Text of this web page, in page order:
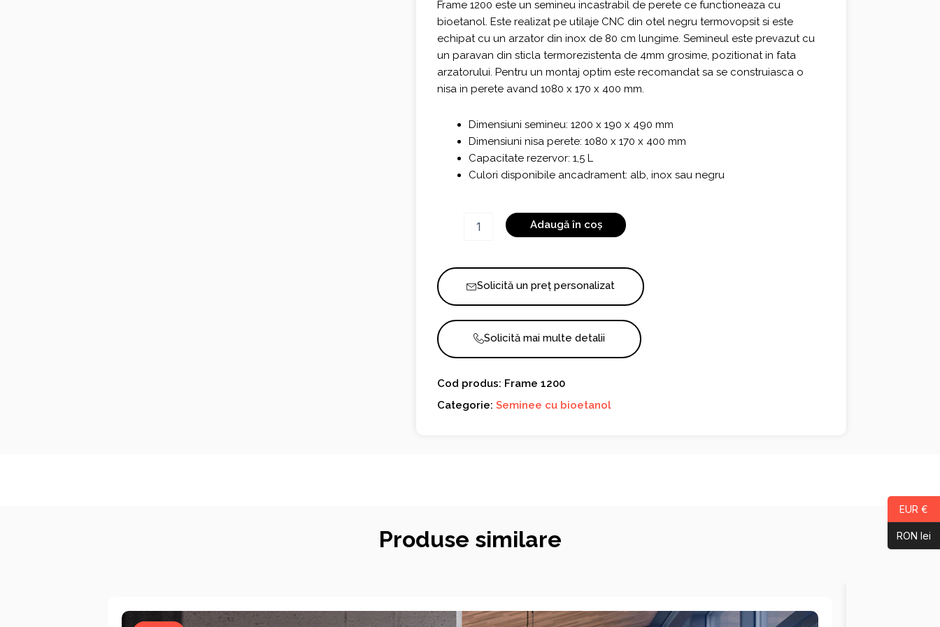
1.060,00 €.
Frame 1200 este un semineu incastrabil de perete ce functioneaza cu
bioetanol. Este realizat pe utilaje CNC din otel negru termovopsit si este
echipat cu un arzator din inox de 80 cm lungime. Semineul este prevazut cu
un paravan din sticla termorezistenta de 4mm grosime, pozitionat in fata
arzatorului. Pentru un montaj optim este recomandat sa se construiasca o
nisa in perete avand 1080 x 170 x 400 mm.
Dimensiuni semineu: 1200 x 190 x 490 mm
Dimensiuni nisa perete: 1080 x 170 x 400 mm
Capacitate rezervor: 1,5 L
Culori disponibile ancadrament: alb, inox sau negru
Adaugă în coș
Solicită un preț personalizat
Solicită mai multe detalii
Cod produs: Frame 1200
Categorie:Seminee cu bioetanol
Produse similare
EUR €
RON lei